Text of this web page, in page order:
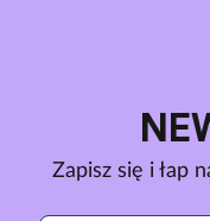
Zapisz się i łap